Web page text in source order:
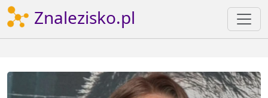
Znalezisko.pl